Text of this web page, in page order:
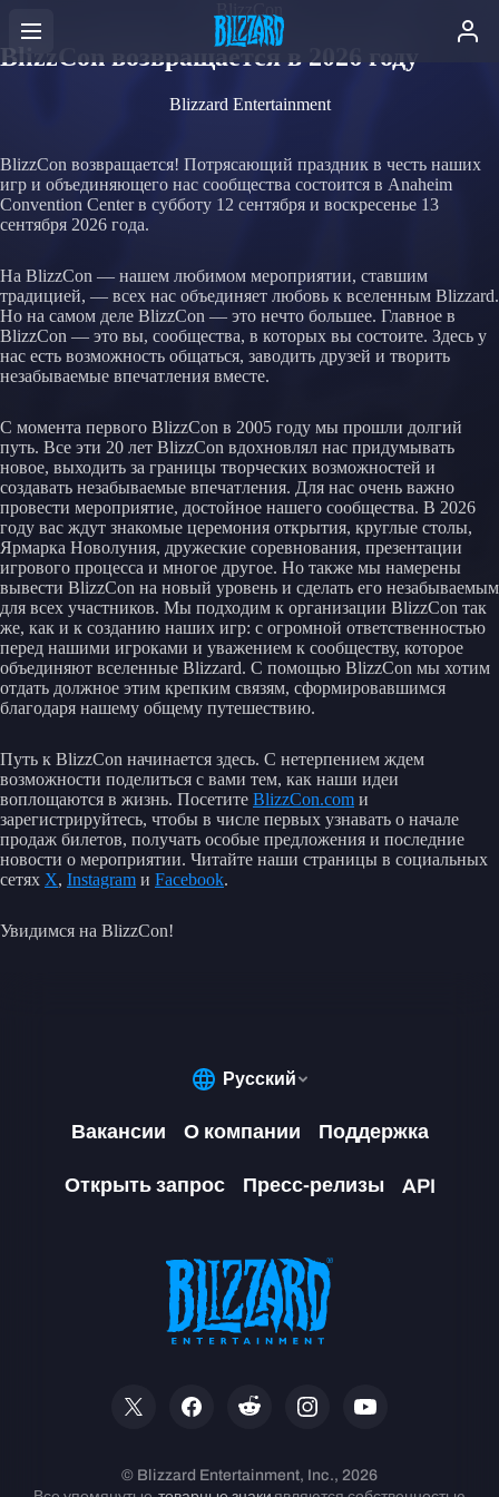
BlizzCon возвращается в 2026 году
Blizzard Entertainment
BlizzCon возвращается! Потрясающий праздник в честь наших
игр и объединяющего нас сообщества состоится в Anaheim
Convention Center в субботу 12 сентября и воскресенье 13
сентября 2026 года.
На BlizzCon — нашем любимом мероприятии, ставшим
традицией, — всех нас объединяет любовь к вселенным Blizzard.
Но на самом деле BlizzCon — это нечто большее. Главное в
BlizzCon — это вы, сообщества, в которых вы состоите. Здесь у
нас есть возможность общаться, заводить друзей и творить
незабываемые впечатления вместе.
С момента первого BlizzCon в 2005 году мы прошли долгий
путь. Все эти 20 лет BlizzCon вдохновлял нас придумывать
новое, выходить за границы творческих возможностей и
создавать незабываемые впечатления. Для нас очень важно
провести мероприятие, достойное нашего сообщества. В 2026
году вас ждут знакомые церемония открытия, круглые столы,
Ярмарка Новолуния, дружеские соревнования, презентации
игрового процесса и многое другое. Но также мы намерены
вывести BlizzCon на новый уровень и сделать его незабываемым
для всех участников. Мы подходим к организации BlizzCon так
же, как и к созданию наших игр: с огромной ответственностью
перед нашими игроками и уважением к сообществу, которое
объединяют вселенные Blizzard. С помощью BlizzCon мы хотим
отдать должное этим крепким связям, сформировавшимся
благодаря нашему общему путешествию.
Путь к BlizzCon начинается здесь. С нетерпением ждем
возможности поделиться с вами тем, как наши идеи
воплощаются в жизнь. Посетите BlizzCon.com и
зарегистрируйтесь, чтобы в числе первых узнавать о начале
продаж билетов, получать особые предложения и последние
новости о мероприятии. Читайте наши страницы в социальных
сетях X, Instagram и Facebook.
Увидимся на BlizzCon!